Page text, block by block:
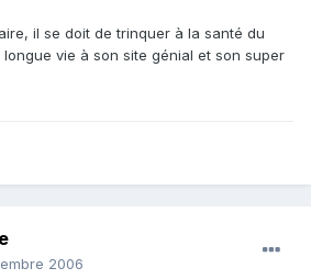
il se doit de trinquer à la santé du
vie à son site génial et son super
2006